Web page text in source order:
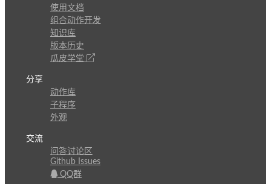
使用文档
组合动作开发
知识库
版本历史
瓜皮学堂
分享
动作库
子程序
外观
交流
问答讨论区
Github Issues
QQ群